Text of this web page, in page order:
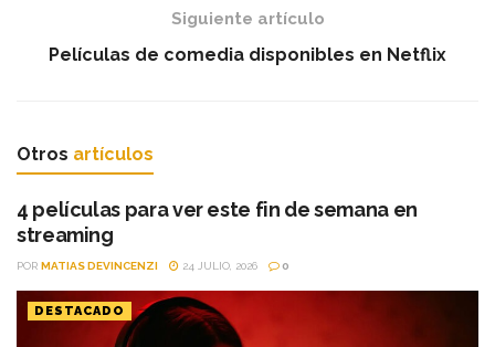
Siguiente artículo
Películas de comedia disponibles en Netflix
Otros artículos
4 películas para ver este fin de semana en
streaming
POR MATIAS DEVINCENZI 24 JULIO, 2026 0
DESTACADO